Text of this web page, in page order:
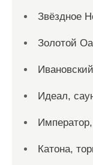
Звёздное
Золотой
Идеал,
Катона,